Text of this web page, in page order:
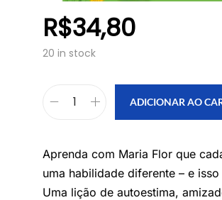
R$34,80
20 in stock
ADICIONAR AO
Aprenda com Maria Flor que
uma habilidade diferente – e
Uma lição de autoestima,